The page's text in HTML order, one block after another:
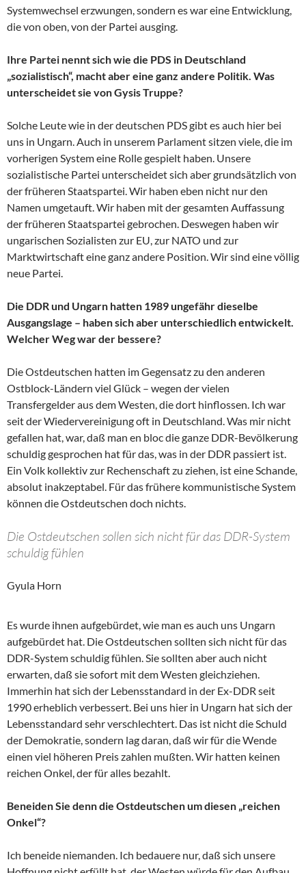
Systemwechsel erzwungen, sondern es war eine Entwicklung,
die von oben, von der Partei ausging.
Ihre Partei nennt sich wie die PDS in Deutschland
„sozialistisch“, macht aber eine ganz andere Politik. Was
unterscheidet sie von Gysis Truppe?
Solche Leute wie in der deutschen PDS gibt es auch hier bei
uns in Ungarn. Auch in unserem Parlament sitzen viele, die im
vorherigen System eine Rolle gespielt haben. Unsere
sozialistische Partei unterscheidet sich aber grundsätzlich von
der früheren Staatspartei. Wir haben eben nicht nur den
Namen umgetauft. Wir haben mit der gesamten Auffassung
der früheren Staatspartei gebrochen. Deswegen haben wir
ungarischen Sozialisten zur EU, zur NATO und zur
Marktwirtschaft eine ganz andere Position. Wir sind eine völlig
neue Partei.
Die DDR und Ungarn hatten 1989 ungefähr dieselbe
Ausgangslage – haben sich aber unterschiedlich entwickelt.
Welcher Weg war der bessere?
Die Ostdeutschen hatten im Gegensatz zu den anderen
Ostblock-Ländern viel Glück – wegen der vielen
Transfergelder aus dem Westen, die dort hinflossen. Ich war
seit der Wiedervereinigung oft in Deutschland. Was mir nicht
gefallen hat, war, daß man en bloc die ganze DDR-Bevölkerung
schuldig gesprochen hat für das, was in der DDR passiert ist.
Ein Volk kollektiv zur Rechenschaft zu ziehen, ist eine Schande,
absolut inakzeptabel. Für das frühere kommunistische System
können die Ostdeutschen doch nichts.
Die Ostdeutschen sollen sich nicht für das DDR-System
schuldig fühlen
Gyula Horn
Es wurde ihnen aufgebürdet, wie man es auch uns Ungarn
aufgebürdet hat. Die Ostdeutschen sollten sich nicht für das
DDR-System schuldig fühlen. Sie sollten aber auch nicht
erwarten, daß sie sofort mit dem Westen gleichziehen.
Immerhin hat sich der Lebensstandard in der Ex-DDR seit
1990 erheblich verbessert. Bei uns hier in Ungarn hat sich der
Lebensstandard sehr verschlechtert. Das ist nicht die Schuld
der Demokratie, sondern lag daran, daß wir für die Wende
einen viel höheren Preis zahlen mußten. Wir hatten keinen
reichen Onkel, der für alles bezahlt.
Beneiden Sie denn die Ostdeutschen um diesen „reichen
Onkel“?
Ich beneide niemanden. Ich bedauere nur, daß sich unsere